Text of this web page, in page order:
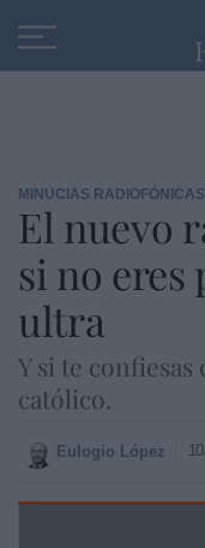
MINUCIAS RADIOFÓNICAS
El nuevo
si no eres
ultra
Y si te
católico.
Eulogio López